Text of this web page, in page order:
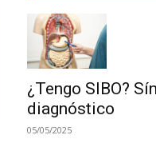
¿Tengo SIBO?
diagnóstico
05/05/2025